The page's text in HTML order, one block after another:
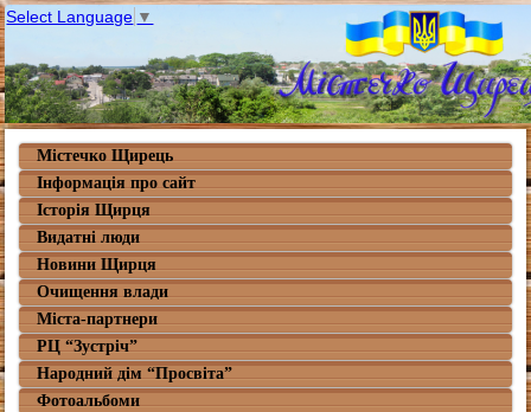
Select Language ▼
Містечко Щирець
Інформація про сайт
Історія Щирця
Видатні люди
Новини Щирця
Очищення влади
Міста-партнери
РЦ “Зустріч”
Народний дім “Просвіта”
Фотоальбоми